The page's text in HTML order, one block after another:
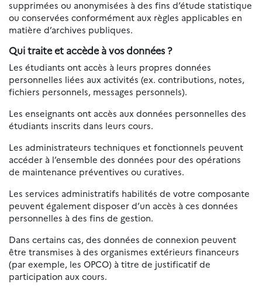
supprimées ou anonymisées à des fins d’étude statistique
ou conservées conformément aux règles applicables en
matière d’archives publiques.
Qui traite et accède à vos données ?
Les étudiants ont accès à leurs propres données
personnelles liées aux activités (ex. contributions, notes,
fichiers personnels, messages personnels).
Les enseignants ont accès aux données personnelles des
étudiants inscrits dans leurs cours.
Les administrateurs techniques et fonctionnels peuvent
accéder à l’ensemble des données pour des opérations
de maintenance préventives ou curatives.
Les services administratifs habilités de votre composante
peuvent également disposer d’un accès à ces données
personnelles à des fins de gestion.
Dans certains cas, des données de connexion peuvent
être transmises à des organismes extérieurs financeurs
(par exemple, les OPCO) à titre de justificatif de
participation aux cours.